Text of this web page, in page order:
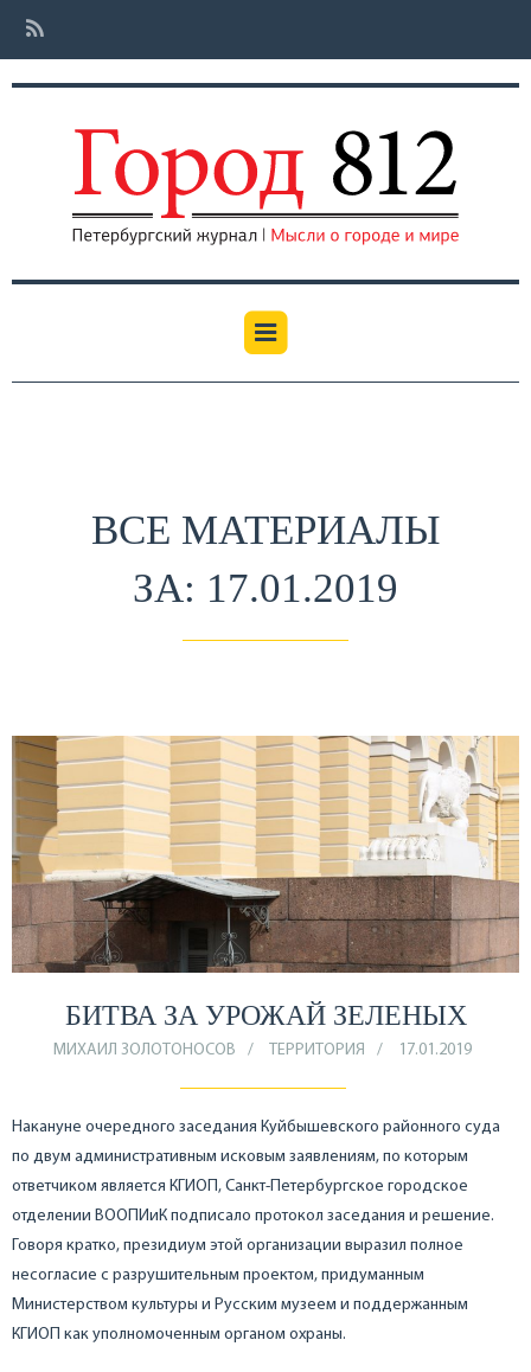
ВСЕ МАТЕРИАЛЫ
ЗА: 17.01.2019
БИТВА ЗА УРОЖАЙ ЗЕЛЕНЫХ
МИХАИЛ ЗОЛОТОНОСОВ ТЕРРИТОРИЯ 17.01.2019
Накануне очередного заседания Куйбышевского районного суда
по двум административным исковым заявлениям, по которым
ответчиком является КГИОП, Санкт-Петербургское городское
отделении ВООПИиК подписало протокол заседания и решение.
Говоря кратко, президиум этой организации выразил полное
несогласие с разрушительным проектом, придуманным
Министерством культуры и Русским музеем и поддержанным
КГИОП как уполномоченным органом охраны.